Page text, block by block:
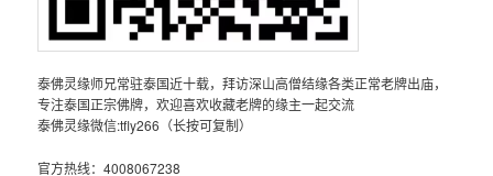
泰佛灵缘师兄常驻泰国近十载，拜访深山高僧结缘各类正常老牌出庙，
专注泰国正宗佛牌，欢迎喜欢收藏老牌的缘主一起交流
泰佛灵缘微信:tfly266（长按可复制）
官方热线：4008067238